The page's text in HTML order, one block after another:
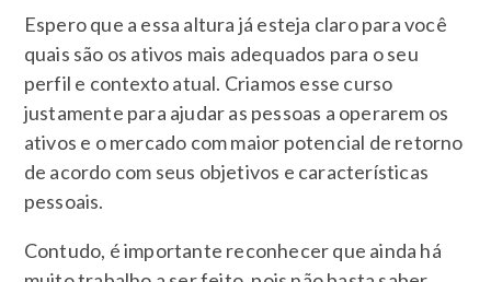
Espero que a essa altura já esteja claro para você
quais são os ativos mais adequados para o seu
perfil e contexto atual. Criamos esse curso
justamente para ajudar as pessoas a operarem os
ativos e o mercado com maior potencial de retorno
de acordo com seus objetivos e características
pessoais.
Contudo, é importante reconhecer que ainda há